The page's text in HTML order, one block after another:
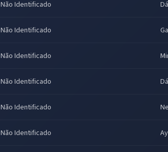
Não Identificado
Não Identificado
Não Identificado
Não Identificado
Não Identificado
Não Identificado